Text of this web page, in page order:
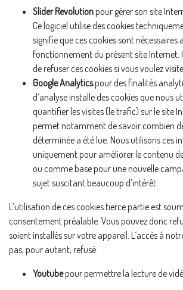
Slider Revolutionpour gérer son site
Ce logiciel utilise des cookies
signifie que ces cookies sont nécessaires
fonctionnement du présent site Internet.
de refuser ces cookies si vous voulez
Google Analyticspour des finalités
d’analyse installe des cookies que nous
quantifier les visites (le trafic) sur le site
permet notamment de savoir combien
déterminée a été lue. Nous utilisons ces
uniquement pour améliorer le contenu
ou comme base pour une nouvelle
sujet suscitant beaucoup d’intérêt.
L’utilisation de ces cookies tierce partie est
consentement préalable. Vous pouvez donc
soient installés sur votre appareil. L´accès à
pas, pour autant, refusé.
Youtubepour permettre la lecture de